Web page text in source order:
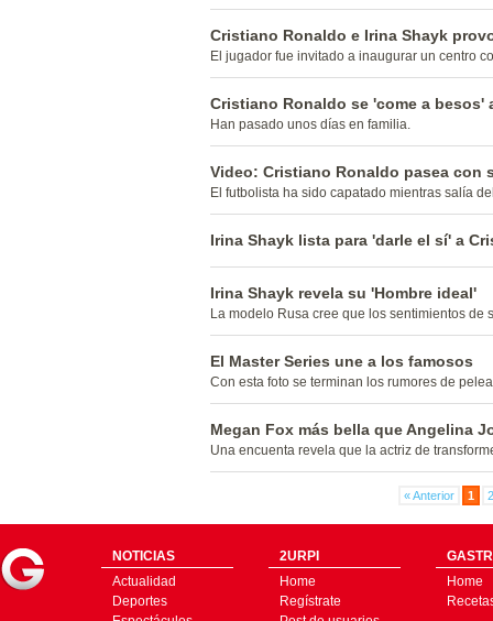
Cristiano Ronaldo e Irina Shayk
El jugador fue invitado a inaugurar un centro
Cristiano Ronaldo se 'come a besos'
Han pasado unos días en familia.
Video: Cristiano Ronaldo pasea con
El futbolista ha sido capatado mientras salía
Irina Shayk lista para 'darle el sí' a
Irina Shayk revela su 'Hombre ideal'
La modelo Rusa cree que los sentimientos de
El Master Series une a los famosos
Con esta foto se terminan los rumores de
Megan Fox más bella que Angelina
Una encuenta revela que la actriz de
« Anterior 1 2
NOTICIAS
Actualidad
Deportes
2URPI
Home
Regístrate
Home